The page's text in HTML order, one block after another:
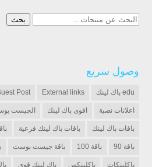
البحث
بحث
وصول سريع
edu باك لينك External links
Post
اعلانات نصية اقوى باك لينك الجيست
باقات باك لينك باقات باك لينك فرعية
باقة 90 باقة 100 باقة جيست بوست
باكلينكات باكلينكس باك لينك قوي